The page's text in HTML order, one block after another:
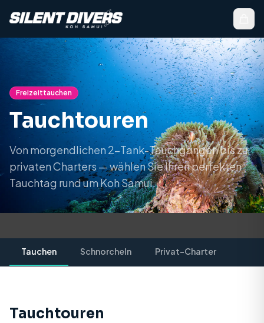
Freizeittauchen
Tauchtouren
Von morgendlichen 2-Tank-Tauchgängen bis zu
privaten Charters — wählen Sie Ihren perfekten
Tauchtag rund um Koh Samui.
Tauchen Schnorcheln Privat-Charter
Tauchtouren